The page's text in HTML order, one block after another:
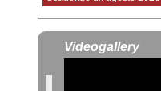
Videogallery